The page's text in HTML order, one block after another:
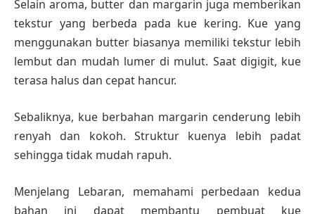
Selain aroma, butter dan margarin juga memberikan
tekstur yang berbeda pada kue kering. Kue yang
menggunakan butter biasanya memiliki tekstur lebih
lembut dan mudah lumer di mulut. Saat digigit, kue
terasa halus dan cepat hancur.
Sebaliknya, kue berbahan margarin cenderung lebih
renyah dan kokoh. Struktur kuenya lebih padat
sehingga tidak mudah rapuh.
Menjelang Lebaran, memahami perbedaan kedua
bahan ini dapat membantu pembuat kue